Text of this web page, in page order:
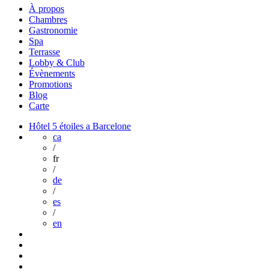
À propos
Chambres
Gastronomie
Spa
Terrasse
Lobby & Club
Évènements
Promotions
Blog
Carte
Hôtel 5 étoiles a Barcelone
ca
/
fr
/
de
/
es
/
en